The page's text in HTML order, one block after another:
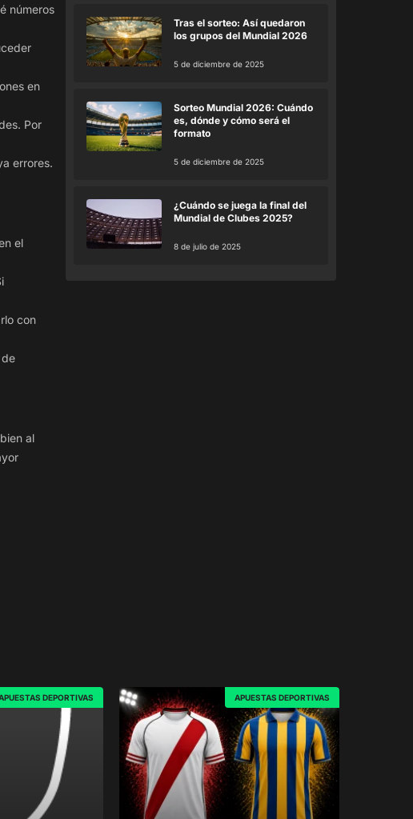
números
en
Por
errores.
el
con
al
Tras el sorteo: Así quedaron
los grupos del Mundial 2026
5 de diciembre de 2025
Sorteo Mundial 2026: Cuándo
es, dónde y cómo será el
formato
5 de diciembre de 2025
¿Cuándo se juega la final del
Mundial de Clubes 2025?
8 de julio de 2025
DEPORTIVAS APUESTAS DEPORTIVAS